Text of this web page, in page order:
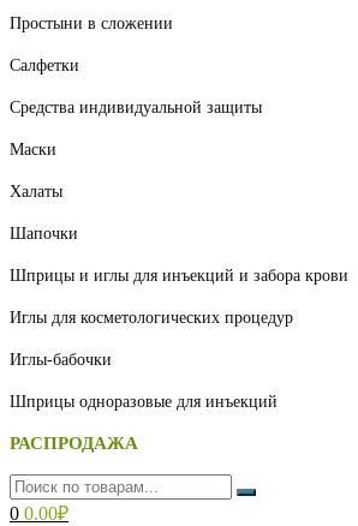
Простыни в сложении
Салфетки
Средства индивидуальной защиты
Маски
Халаты
Шапочки
Шприцы и иглы для инъекций и забора крови
Иглы для косметологических процедур
Иглы-бабочки
Шприцы одноразовые для инъекций
РАСПРОДАЖА
0 0.00₽